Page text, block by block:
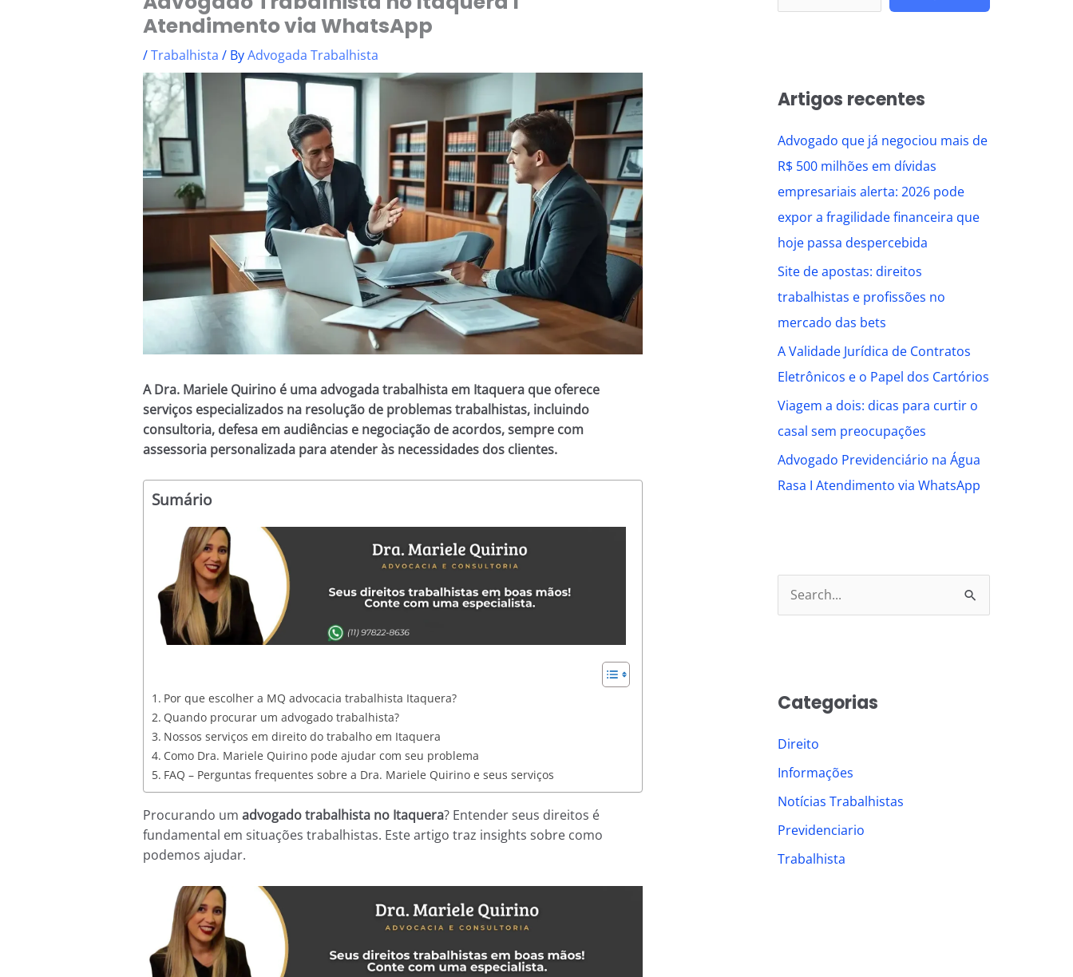
Atendimento via WhatsApp
/Trabalhista / ByAdvogada Trabalhista
A Dra. Mariele Quirino é uma advogada trabalhista em Itaquera que oferece
serviços especializados na resolução de problemas trabalhistas, incluindo
consultoria, defesa em audiências e negociação de acordos, sempre com
assessoria personalizada para atender às necessidades dos clientes.
Sumário
Por que escolher a MQ advocacia trabalhista Itaquera?
Quando procurar um advogado trabalhista?
Nossos serviços em direito do trabalho em Itaquera
Como Dra. Mariele Quirino pode ajudar com seu problema
FAQ – Perguntas frequentes sobre a Dra. Mariele Quirino e seus serviços
Procurando um advogado trabalhista no Itaquera? Entender seus direitos é
fundamental em situações trabalhistas. Este artigo traz insights sobre como
podemos ajudar.
Artigos recentes
Advogado que já negociou mais de
R$ 500 milhões em dívidas
empresariais alerta: 2026 pode
expor a fragilidade financeira que
hoje passa despercebida
Site de apostas: direitos
trabalhistas e profissões no
mercado das bets
A Validade Jurídica de Contratos
Eletrônicos e o Papel dos Cartórios
Viagem a dois: dicas para curtir o
casal sem preocupações
Advogado Previdenciário na Água
Rasa I Atendimento via WhatsApp
c
f
o
r
:
Categorias
Direito
Informações
Notícias Trabalhistas
Previdenciario
Trabalhista